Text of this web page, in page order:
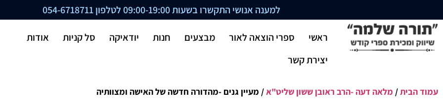
למענה אנושי התקשרו בשעות 09:00-19:00 לטלפון 054-6718711
ראשי ספרי הוצאה לאור מבצעים חנות יודאיקה סל קניות
אודות
יצירת קשר
עמוד הבית/ מלאה דעה -הרב ראובן ששון שליט"א/ מעיין גנים -מהדורה חדשה של האישה ומצוותיה